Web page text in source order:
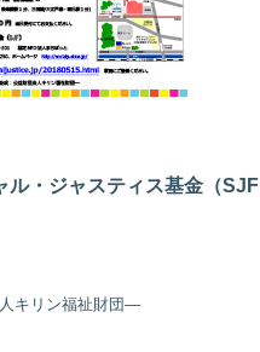
ル・ジャスティス基金（SJF
キリン福祉財団―